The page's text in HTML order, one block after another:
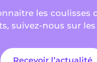
les coulisses
suivez-nous sur les